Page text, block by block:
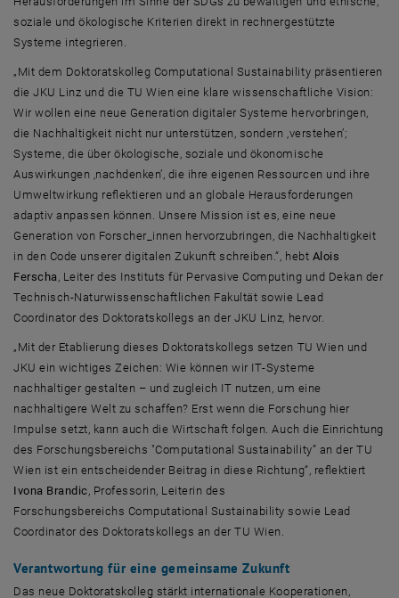
soziale und ökologische Kriterien direkt in rechnergestützte
Systeme integrieren.
„Mit dem Doktoratskolleg Computational Sustainability präsentieren
die JKU Linz und die TU Wien eine klare wissenschaftliche Vision:
Wir wollen eine neue Generation digitaler Systeme hervorbringen,
die Nachhaltigkeit nicht nur unterstützen, sondern ‚verstehen’;
Systeme, die über ökologische, soziale und ökonomische
Auswirkungen ‚nachdenken’, die ihre eigenen Ressourcen und ihre
Umweltwirkung reflektieren und an globale Herausforderungen
adaptiv anpassen können. Unsere Mission ist es, eine neue
Generation von Forscher_innen hervorzubringen, die Nachhaltigkeit
in den Code unserer digitalen Zukunft schreiben.“, hebt Alois
Ferscha , Leiter des Instituts für Pervasive Computing und Dekan der
Technisch-Naturwissenschaftlichen Fakultät sowie Lead
Coordinator des Doktoratskollegs an der JKU Linz, hervor.
„Mit der Etablierung dieses Doktoratskollegs setzen TU Wien und
JKU ein wichtiges Zeichen: Wie können wir IT-Systeme
nachhaltiger gestalten – und zugleich IT nutzen, um eine
nachhaltigere Welt zu schaffen? Erst wenn die Forschung hier
Impulse setzt, kann auch die Wirtschaft folgen. Auch die Einrichtung
des Forschungsbereichs "Computational Sustainability” an der TU
Wien ist ein entscheidender Beitrag in diese Richtung“, reflektiert
Ivona Brandic , Professorin, Leiterin des
Forschungsbereichs Computational Sustainability sowie Lead
Coordinator des Doktoratskollegs an der TU Wien.
Verantwortung für eine gemeinsame Zukunft
Das neue Doktoratskolleg stärkt internationale Kooperationen,